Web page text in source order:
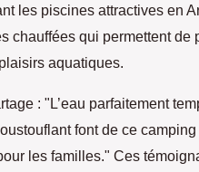
les piscines attractives en
chauffées qui permettent de
aquatiques.
: "L’eau parfaitement
font de ce camping
les familles." Ces